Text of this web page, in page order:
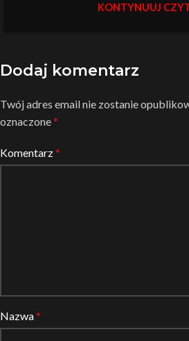
KONTYNUUJ
Dodaj komentarz
Twój adres email nie zostanie
oznaczone*
Komentarz*
Nazwa*